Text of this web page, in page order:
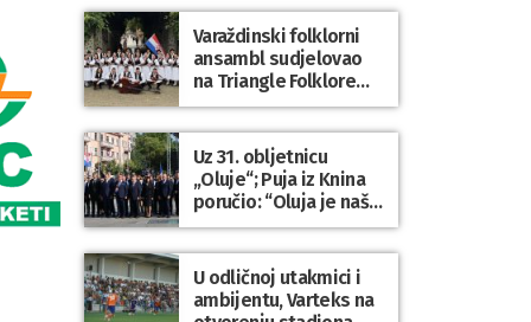
Varaždinski folklorni
ansambl sudjelovao
na Triangle Folklore
Festivalu u Danskoj
Uz 31. obljetnicu
„Oluje“; Puja iz Knina
poručio: “Oluja je naša
najveća pobjeda,
simbol slobode i
zajedništva!”
U odličnoj utakmici i
ambijentu, Varteks na